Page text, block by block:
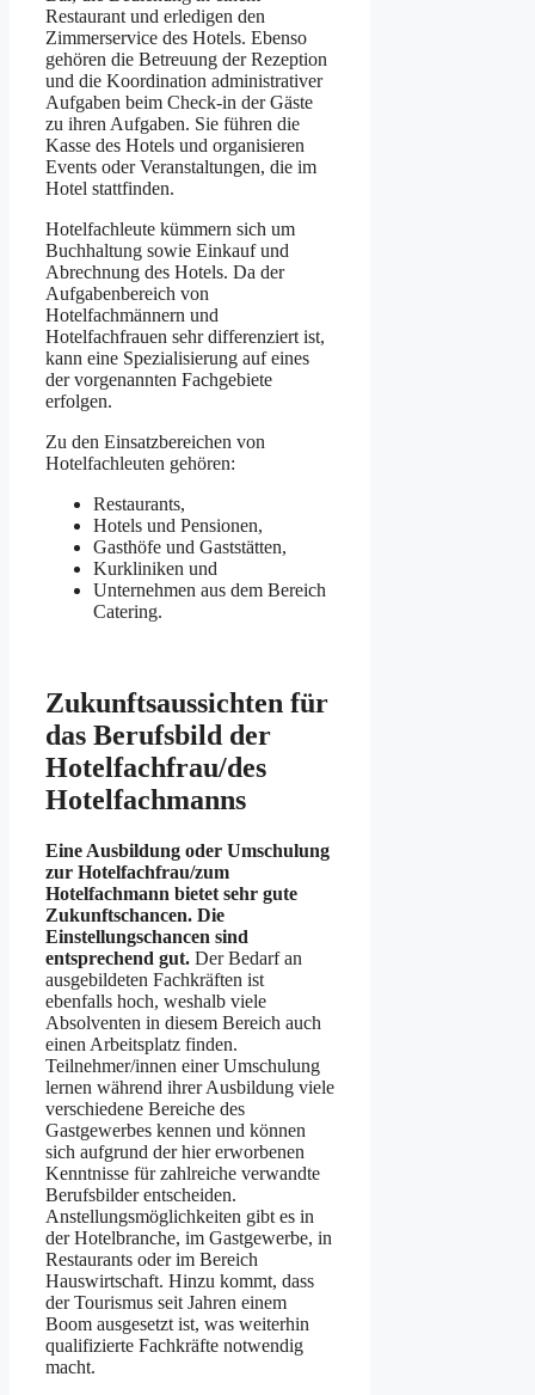
Restaurant und erledigen den
Zimmerservice des Hotels. Ebenso
gehören die Betreuung der Rezeption
und die Koordination administrativer
Aufgaben beim Check-in der Gäste
zu ihren Aufgaben. Sie führen die
Kasse des Hotels und organisieren
Events oder Veranstaltungen, die im
Hotel stattfinden.
Hotelfachleute kümmern sich um
Buchhaltung sowie Einkauf und
Abrechnung des Hotels. Da der
Aufgabenbereich von
Hotelfachmännern und
Hotelfachfrauen sehr differenziert ist,
kann eine Spezialisierung auf eines
der vorgenannten Fachgebiete
erfolgen.
Zu den Einsatzbereichen von
Hotelfachleuten gehören:
Restaurants,
Hotels und Pensionen,
Gasthöfe und Gaststätten,
Kurkliniken und
Unternehmen aus dem Bereich
Catering.
Zukunftsaussichten für
das Berufsbild der
Hotelfachfrau/des
Hotelfachmanns
Eine Ausbildung oder Umschulung
zur Hotelfachfrau/zum
Hotelfachmann bietet sehr gute
Zukunftschancen. Die
Einstellungschancen sind
entsprechend gut. Der Bedarf an
ausgebildeten Fachkräften ist
ebenfalls hoch, weshalb viele
Absolventen in diesem Bereich auch
einen Arbeitsplatz finden.
Teilnehmer/innen einer Umschulung
lernen während ihrer Ausbildung viele
verschiedene Bereiche des
Gastgewerbes kennen und können
sich aufgrund der hier erworbenen
Kenntnisse für zahlreiche verwandte
Berufsbilder entscheiden.
Anstellungsmöglichkeiten gibt es in
der Hotelbranche, im Gastgewerbe, in
Restaurants oder im Bereich
Hauswirtschaft. Hinzu kommt, dass
der Tourismus seit Jahren einem
Boom ausgesetzt ist, was weiterhin
qualifizierte Fachkräfte notwendig
macht.